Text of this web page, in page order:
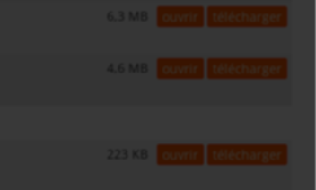
6,3 MB ouvrir télécharger
4,6 MB ouvrir télécharger
223 KB ouvrir télécharger